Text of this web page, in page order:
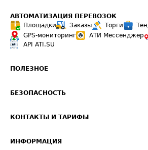
АВТОМАТИЗАЦИЯ ПЕРЕВОЗОК
Площадки
Заказы Торги
GPS-мониторинг
АТИ Мессенджер
API ATI.SU
ПОЛЕЗНОЕ
Звезды ATI.SU на вашем сайте
Средние ставки
БЕЗОПАСНОСТЬ
Светофор+
КОНТАКТЫ И ТАРИФЫ
ИНФОРМАЦИЯ